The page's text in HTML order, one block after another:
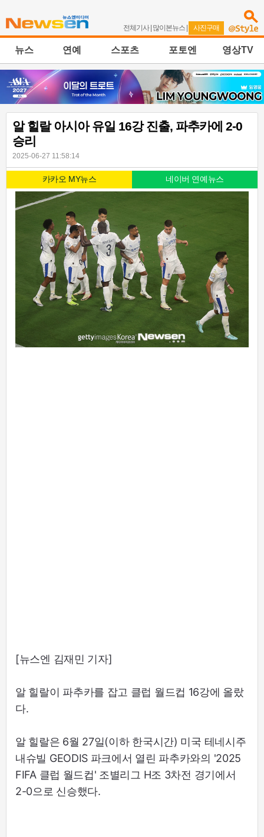
전체기사| 많이본뉴스 | 사진구매
뉴스 연예 스포츠 포토엔 영상TV
알 힐랄 아시아 유일 16강 진출, 파추카에 2-0
승리
2025-06-27 11:58:14
카카오 MY뉴스 네이버 연예뉴스
[뉴스엔 김재민 기자]
알 힐랄이 파추카를 잡고 클럽 월드컵 16강에 올랐
다.
알 힐랄은 6월 27일(이하 한국시간) 미국 테네시주
내슈빌 GEODIS 파크에서 열린 파추카와의 '2025
FIFA 클럽 월드컵' 조별리그 H조 3차전 경기에서
2-0으로 신승했다.